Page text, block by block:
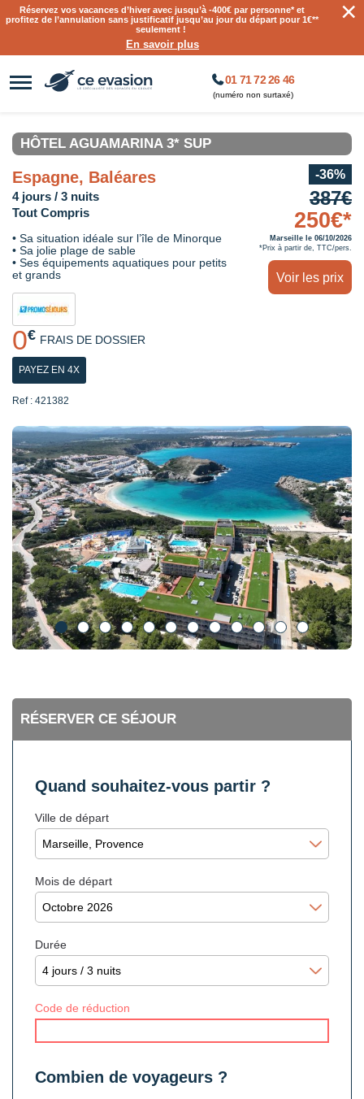
Réservez vos vacances d’hiver avec jusqu’à-400€ par personne* et
profitez de l’annulation sans justificatif jusqu’au jour du départ pour 1€**
seulement !
En savoir plus
×
01 71 72 26 46
(numéro non surtaxé)
HÔTEL AGUAMARINA 3* SUP
Espagne, Baléares
4 jours / 3 nuits
Tout Compris
• Sa situation idéale sur l’île de Minorque
• Sa jolie plage de sable
• Ses équipements aquatiques pour petits
et grands
0€ FRAIS DE DOSSIER
PAYEZ EN 4X
Ref : 421382
-36%
387€
250€*
Marseille le 06/10/2026
*Prix à partir de, TTC/pers.
Voir les prix
RÉSERVER CE SÉJOUR
Quand souhaitez-vous partir ?
Ville de départ
Mois de départ
Durée
Code de réduction
Combien de voyageurs ?